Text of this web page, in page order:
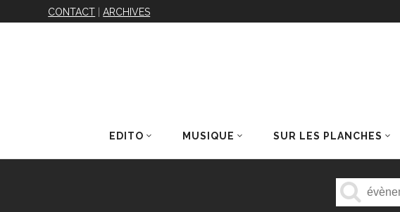
CONTACT |ARCHIVES
EDITO MUSIQUE SUR LES PLANCHES